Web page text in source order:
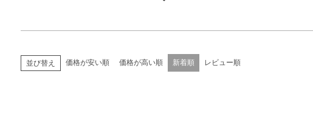
並び替え 価格が安い順 価格が高い順 新着順 レビュー順